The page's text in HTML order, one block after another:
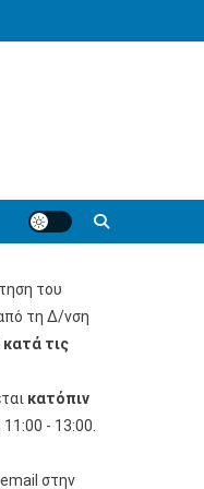
του
τη Δ/νση
κατά τις
κατόπιν
- 13:00.
email στην